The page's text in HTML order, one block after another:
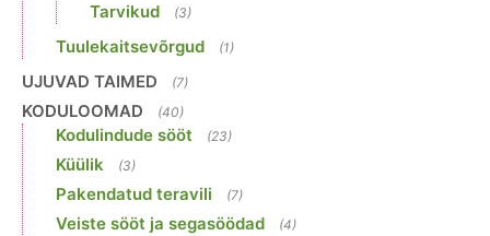
Tarvikud (3)
Tuulekaitsevõrgud (1)
UJUVAD TAIMED (7)
KODULOOMAD (40)
Kodulindude sööt (23)
Küülik (3)
Pakendatud teravili (7)
Veiste sööt ja segasöödad (4)